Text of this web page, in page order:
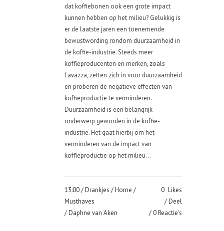
dat koffiebonen ook een grote impact
kunnen hebben op het milieu? Gelukkig is
er de laatste jaren een toenemende
bewustwording rondom duurzaamheid in
de koffie-industrie. Steeds meer
koffieproducenten en merken, zoals
Lavazza, zetten zich in voor duurzaamheid
en proberen de negatieve effecten van
koffieproductie te verminderen.
Duurzaamheid is een belangrijk
onderwerp geworden in de koffie-
industrie. Het gaat hierbij om het
verminderen van de impact van
koffieproductie op het milieu...
13:00 /Drankjes /Home /
Musthaves
/ Daphne van Aken
0 Likes
Deel
0 Reactie's